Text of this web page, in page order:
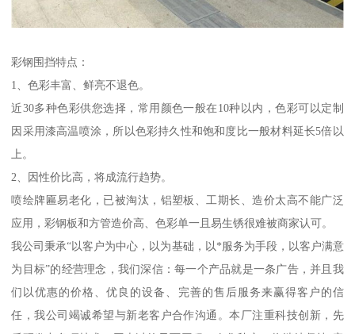
彩钢围挡特点：
1、色彩丰富、鲜亮不退色。
近30多种色彩供您选择，常用颜色一般在10种以内，色彩可以定制
因采用漆高温喷涂，所以色彩持久性和饱和度比一般材料延长5倍以
上。
2、因性价比高，将成流行趋势。
喷绘牌匾易老化，已被淘汰，铝塑板、工期长、造价太高不能广泛
应用，彩钢板和方管造价高、色彩单一且易生锈很难被商家认可。
我公司秉承“以客户为中心，以为基础，以*服务为手段，以客户满意
为目标”的经营理念，我们深信：每一个产品就是一条广告，并且我
们以优惠的价格、优良的设备、完善的售后服务来赢得客户的信
任，我公司竭诚希望与新老客户合作沟通。本厂注重科技创新，先